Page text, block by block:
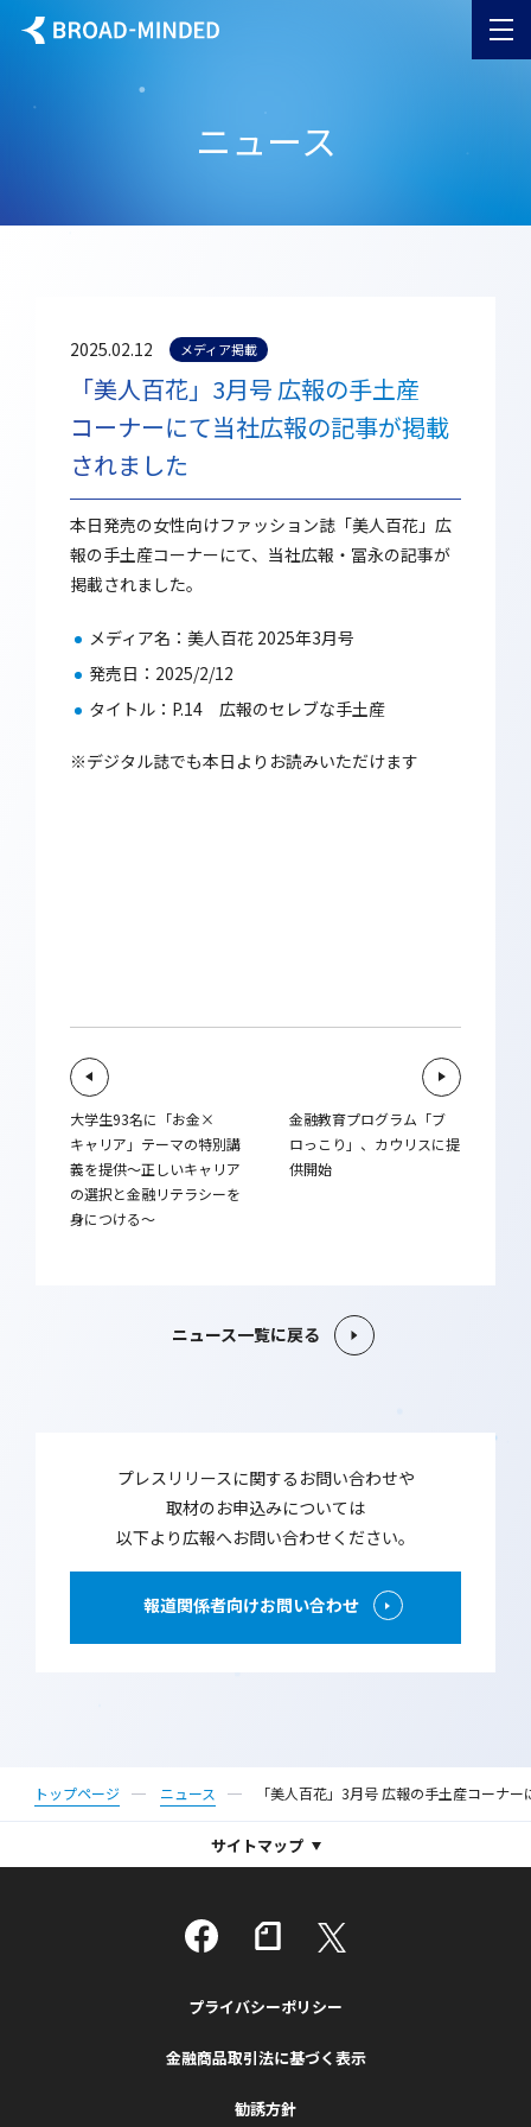
ニュース
2025.02.12 メディア掲載
「美人百花」3月号 広報の手土産
コーナーにて当社広報の記事が掲載
されました
本日発売の女性向けファッション誌「美人百花」広
報の手土産コーナーにて、当社広報・冨永の記事が
掲載されました。
メディア名：美人百花 2025年3月号
発売日：2025/2/12
タイトル：P.14 広報のセレブな手土産
※デジタル誌でも本日よりお読みいただけます
大学生93名に「お金×
キャリア」テーマの特別講
義を提供～正しいキャリア
の選択と金融リテラシーを
身につける～
金融教育プログラム「ブ
ロっこり」、カウリスに提
供開始
ニュース一覧に戻る
プレスリリースに関するお問い合わせや
取材のお申込みについては
以下より広報へお問い合わせください。
報道関係者向けお問い合わせ
トップページ ニュース 「美人百花」3月号 広報の手土産コーナ
サイトマップ
プライバシーポリシー
金融商品取引法に基づく表示
勧誘方針